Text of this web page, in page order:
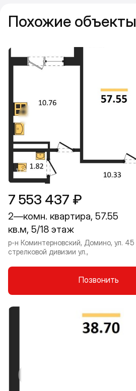
Похожие объекты
7 553 437 ₽
2—комн. квартира, 57.55
кв.м, 5/18 этаж
р-н Коминтерновский, Домино, ул. 45
стрелковой дивизии ул.,
Позвонить
1 / 9